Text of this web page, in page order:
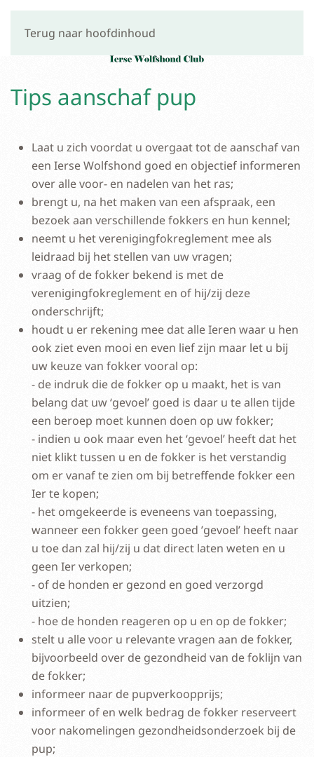
Terug naar hoofdinhoud
Tips aanschaf pup
Laat u zich voordat u overgaat tot de aanschaf van
een Ierse Wolfshond goed en objectief informeren
over alle voor- en nadelen van het ras;
brengt u, na het maken van een afspraak, een
bezoek aan verschillende fokkers en hun kennel;
neemt u het verenigingfokreglement mee als
leidraad bij het stellen van uw vragen;
vraag of de fokker bekend is met de
verenigingfokreglement en of hij/zij deze
onderschrijft;
houdt u er rekening mee dat alle Ieren waar u hen
ook ziet even mooi en even lief zijn maar let u bij
uw keuze van fokker vooral op:
- de indruk die de fokker op u maakt, het is van
belang dat uw ‘gevoel’ goed is daar u te allen tijde
een beroep moet kunnen doen op uw fokker;
- indien u ook maar even het ‘gevoel’ heeft dat het
niet klikt tussen u en de fokker is het verstandig
om er vanaf te zien om bij betreffende fokker een
Ier te kopen;
- het omgekeerde is eveneens van toepassing,
wanneer een fokker geen goed ’gevoel’ heeft naar
u toe dan zal hij/zij u dat direct laten weten en u
geen Ier verkopen;
- of de honden er gezond en goed verzorgd
uitzien;
- hoe de honden reageren op u en op de fokker;
stelt u alle voor u relevante vragen aan de fokker,
bijvoorbeeld over de gezondheid van de foklijn van
de fokker;
informeer naar de pupverkoopprijs;
informeer of en welk bedrag de fokker reserveert
voor nakomelingen gezondheidsonderzoek bij de
pup;